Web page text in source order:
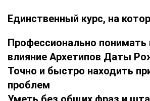
Единственный курс, на
Профессионально понимать
влияние Архетипов Даты
Точно и быстро находить
проблем